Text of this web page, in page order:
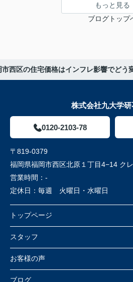
もっと見る
ブログトップ
市西区の住宅価格はインフレ影響でどう
株式会社九大学
0120-2103-78
〒819-0379
福岡県福岡市西区北原１丁目4−14 ク
営業時間： -
定休日： 毎週 火曜日・水曜日
トップページ
スタッフ
お客様の声
ブログ